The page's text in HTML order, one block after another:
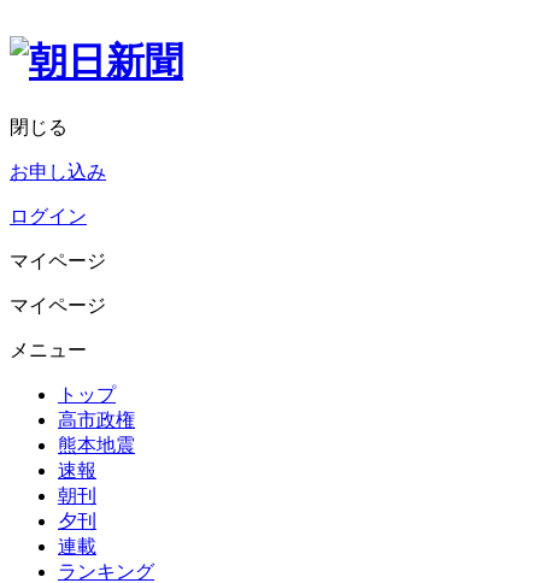
閉じる
お申し込み
ログイン
マイページ
マイページ
メニュー
トップ
高市政権
熊本地震
速報
朝刊
夕刊
連載
ランキング